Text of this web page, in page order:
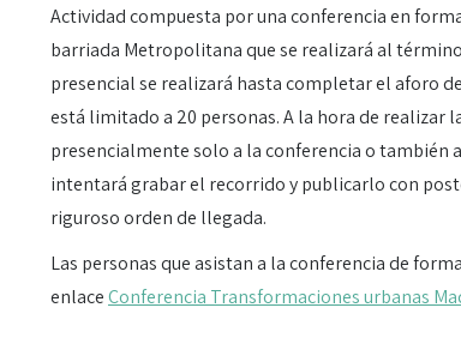
Actividad compuesta por una conferencia en
barriada Metropolitana que se realizará al
presencial se realizará hasta completar el aforo
está limitado a 20 personas. A la hora de realizar
presencialmente solo a la conferencia o también
intentará grabar el recorrido y publicarlo con
riguroso orden de llegada.
Las personas que asistan a la conferencia de
enlaceConferencia Transformaciones urbanas